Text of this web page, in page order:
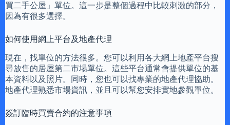
買二手公屋」單位。這一步是整個過程中比較刺激的部分，
因為有很多選擇。
如何使用網上平台及地產代理
現在，找單位的方法很多。您可以利用各大網上地產平台搜
尋放售的居屋第二市場單位。這些平台通常會提供單位的基
本資料以及照片。同時，您也可以找專業的地產代理協助。
地產代理熟悉市場資訊，並且可以幫您安排實地參觀單位。
簽訂臨時買賣合約的注意事項